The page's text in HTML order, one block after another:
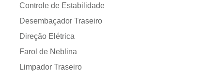
Controle de Estabilidade
Desembaçador Traseiro
Direção Elétrica
Farol de Neblina
Limpador Traseiro